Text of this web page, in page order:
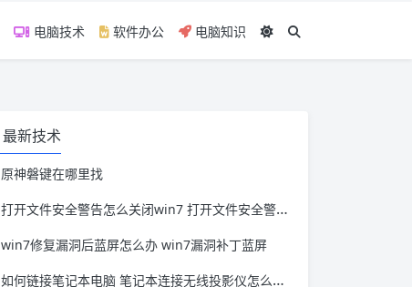
电脑技术 软件办公 电脑知识
最新技术
原神磐键在哪里找
打开文件安全警告怎么关闭win7 打开文件安全警告怎么关闭win11
win7修复漏洞后蓝屏怎么办 win7漏洞补丁蓝屏
如何链接笔记本电脑 笔记本连接无线投影仪怎么连接